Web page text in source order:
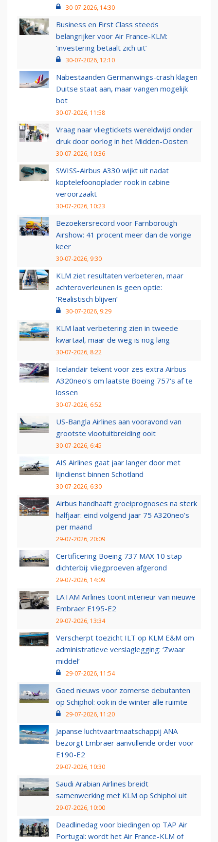
30-07-2026, 14:30
Business en First Class steeds
belangrijker voor Air France-KLM:
‘investering betaalt zich uit’
30-07-2026, 12:10
Nabestaanden Germanwings-crash klagen
Duitse staat aan, maar vangen mogelijk
bot
30-07-2026, 11:58
Vraag naar vliegtickets wereldwijd onder
druk door oorlog in het Midden-Oosten
30-07-2026, 10:36
SWISS-Airbus A330 wijkt uit nadat
koptelefoonoplader rook in cabine
veroorzaakt
30-07-2026, 10:23
Bezoekersrecord voor Farnborough
Airshow: 41 procent meer dan de vorige
keer
30-07-2026, 9:30
KLM ziet resultaten verbeteren, maar
achteroverleunen is geen optie:
‘Realistisch blijven’
30-07-2026, 9:29
KLM laat verbetering zien in tweede
kwartaal, maar de weg is nog lang
30-07-2026, 8:22
Icelandair tekent voor zes extra Airbus
A320neo's om laatste Boeing 757's af te
lossen
30-07-2026, 6:52
US-Bangla Airlines aan vooravond van
grootste vlootuitbreiding ooit
30-07-2026, 6:45
AIS Airlines gaat jaar langer door met
lijndienst binnen Schotland
30-07-2026, 6:30
Airbus handhaaft groeiprognoses na sterk
halfjaar: eind volgend jaar 75 A320neo’s
per maand
29-07-2026, 20:09
Certificering Boeing 737 MAX 10 stap
dichterbij: vliegproeven afgerond
29-07-2026, 14:09
LATAM Airlines toont interieur van nieuwe
Embraer E195-E2
29-07-2026, 13:34
Verscherpt toezicht ILT op KLM E&M om
administratieve verslaglegging: ‘Zwaar
middel’
29-07-2026, 11:54
Goed nieuws voor zomerse debutanten
op Schiphol: ook in de winter alle ruimte
29-07-2026, 11:20
Japanse luchtvaartmaatschappij ANA
bezorgt Embraer aanvullende order voor
E190-E2
29-07-2026, 10:30
Saudi Arabian Airlines breidt
samenwerking met KLM op Schiphol uit
29-07-2026, 10:00
Deadlinedag voor biedingen op TAP Air
Portugal: wordt het Air France-KLM of